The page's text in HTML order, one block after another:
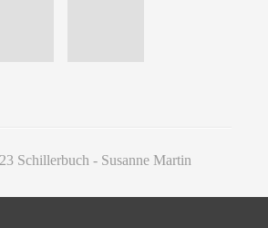
Schillerbuch - Susanne Martin